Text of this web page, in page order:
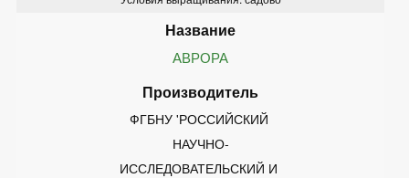
АВРОРА
ФГБНУ 'РОССИЙСКИЙ
НАУЧНО-
ИССЛЕДОВАТЕЛЬСКИЙ И